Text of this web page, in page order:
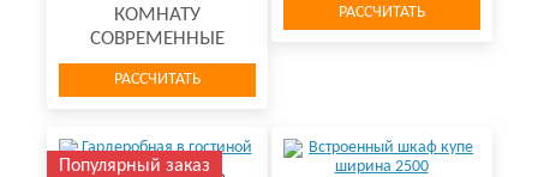
КОМНАТУ
СОВРЕМЕННЫЕ
РАССЧИТАТЬ
РАССЧИТАТЬ
Популярный заказ